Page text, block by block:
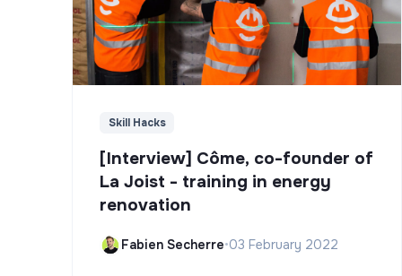
Skill Hacks
[Interview] Côme, co-founder of
La Joist - training in energy
renovation
Fabien Secherre•03 February 2022